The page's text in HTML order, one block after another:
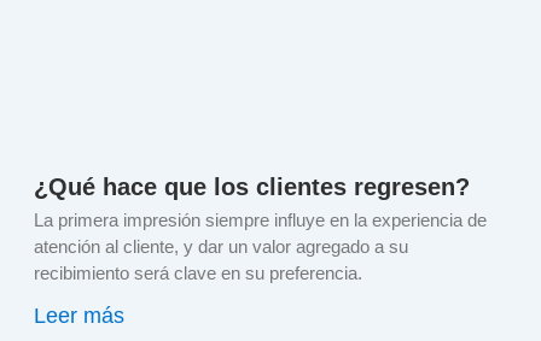
¿Qué hace que los clientes regresen?
La primera impresión siempre influye en la experiencia de
atención al cliente, y dar un valor agregado a su
recibimiento será clave en su preferencia.
Leer más